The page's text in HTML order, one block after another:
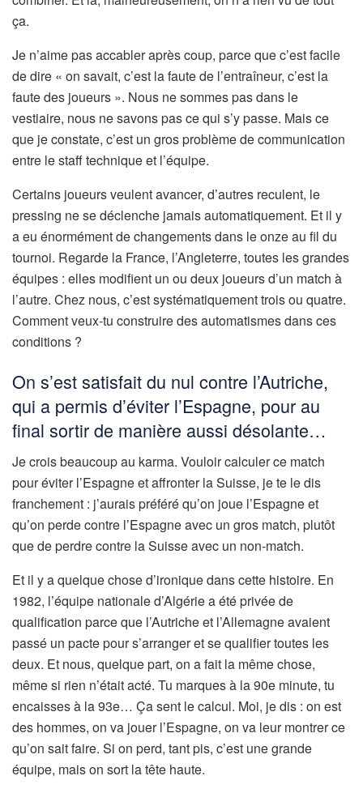
ça.
Je n’aime pas accabler après coup, parce que c’est facile
de dire « on savait, c’est la faute de l’entraîneur, c’est la
faute des joueurs ». Nous ne sommes pas dans le
vestiaire, nous ne savons pas ce qui s’y passe. Mais ce
que je constate, c’est un gros problème de communication
entre le staff technique et l’équipe.
Certains joueurs veulent avancer, d’autres reculent, le
pressing ne se déclenche jamais automatiquement. Et il y
a eu énormément de changements dans le onze au fil du
tournoi. Regarde la France, l’Angleterre, toutes les grandes
équipes : elles modifient un ou deux joueurs d’un match à
l’autre. Chez nous, c’est systématiquement trois ou quatre.
Comment veux-tu construire des automatismes dans ces
conditions ?
On s’est satisfait du nul contre l’Autriche,
qui a permis d’éviter l’Espagne, pour au
final sortir de manière aussi désolante…
Je crois beaucoup au karma. Vouloir calculer ce match
pour éviter l’Espagne et affronter la Suisse, je te le dis
franchement : j’aurais préféré qu’on joue l’Espagne et
qu’on perde contre l’Espagne avec un gros match, plutôt
que de perdre contre la Suisse avec un non-match.
Et il y a quelque chose d’ironique dans cette histoire. En
1982, l’équipe nationale d’Algérie a été privée de
qualification parce que l’Autriche et l’Allemagne avaient
passé un pacte pour s’arranger et se qualifier toutes les
deux. Et nous, quelque part, on a fait la même chose,
même si rien n’était acté. Tu marques à la 90e minute, tu
encaisses à la 93e… Ça sent le calcul. Moi, je dis : on est
des hommes, on va jouer l’Espagne, on va leur montrer ce
qu’on sait faire. Si on perd, tant pis, c’est une grande
équipe, mais on sort la tête haute.